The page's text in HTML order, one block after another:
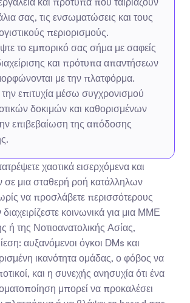
σας, τις ενσωματώσεις και τους
περιορισμούς.
το εμπορικό σας σήμα με σαφείς
και πρότυπα απαντήσεων
με την πλατφόρμα.
επιτυχία μέσω συγχρονισμού
δοκιμών και καθορισμένων
επιβεβαίωση της απόδοσης
χαοτικά εισερχόμενα και
σε μια σταθερή ροή κατάλληλων
να προσλάβετε περισσότερους
κοινωνικά για μια ΜΜΕ
ή της Νοτιοανατολικής Ασίας,
αυξανόμενοι όγκοι DMs και
ικανότητα ομάδας, ο φόβος να
και η συνεχής ανησυχία ότι ένα
μπορεί να προκαλέσει